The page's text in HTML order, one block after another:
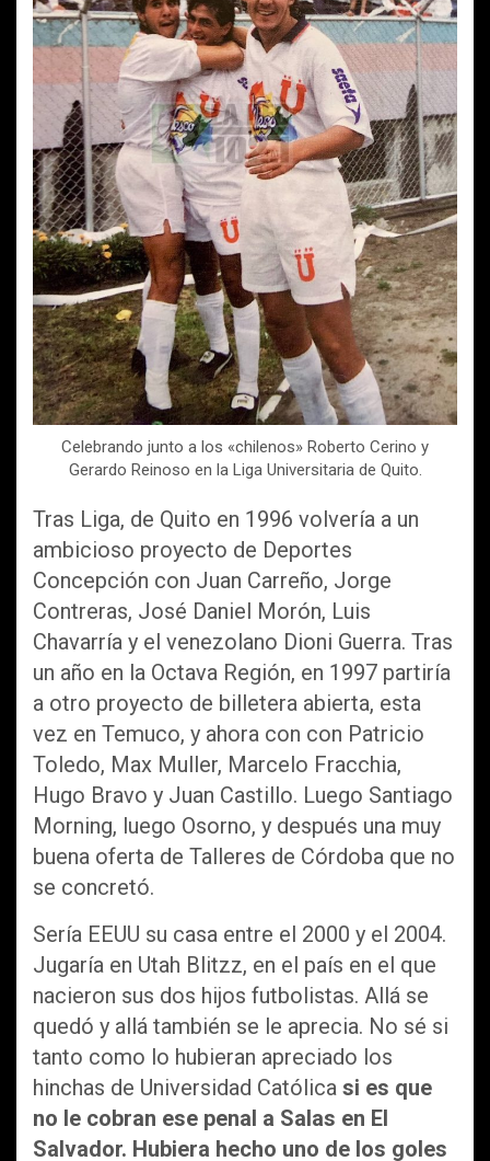
Celebrando junto a los «chilenos» Roberto Cerino y
Gerardo Reinoso en la Liga Universitaria de Quito.
Tras Liga, de Quito en 1996 volvería a un
ambicioso proyecto de Deportes
Concepción con Juan Carreño, Jorge
Contreras, José Daniel Morón, Luis
Chavarría y el venezolano Dioni Guerra. Tras
un año en la Octava Región, en 1997 partiría
a otro proyecto de billetera abierta, esta
vez en Temuco, y ahora con con Patricio
Toledo, Max Muller, Marcelo Fracchia,
Hugo Bravo y Juan Castillo. Luego Santiago
Morning, luego Osorno, y después una muy
buena oferta de Talleres de Córdoba que no
se concretó.
Sería EEUU su casa entre el 2000 y el 2004.
Jugaría en Utah Blitzz, en el país en el que
nacieron sus dos hijos futbolistas. Allá se
quedó y allá también se le aprecia. No sé si
tanto como lo hubieran apreciado los
hinchas de Universidad Católica si es que
no le cobran ese penal a Salas en El
Salvador. Hubiera hecho uno de los goles